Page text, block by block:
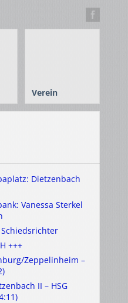
Verein
Dietzenbach
Vanessa Sterkel
+++
Zeppelinheim –
II – HSG